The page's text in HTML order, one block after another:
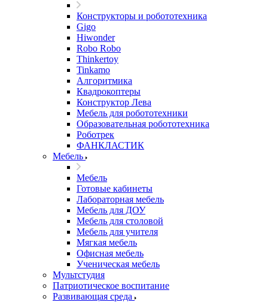
Конструкторы и робототехника
Gigo
Hiwonder
Robo Robo
Thinkertoy
Tinkamo
Алгоритмика
Квадрокоптеры
Конструктор Лева
Мебель для робототехники
Образовательная робототехника
Роботрек
ФАНКЛАСТИК
Мебель
Мебель
Готовые кабинеты
Лабораторная мебель
Мебель для ДОУ
Мебель для столовой
Мебель для учителя
Мягкая мебель
Офисная мебель
Ученическая мебель
Мультстудия
Патриотическое воспитание
Развивающая среда